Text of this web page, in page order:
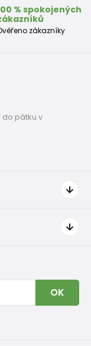
99 - 104
123 - 128
% spokojených
zákazníky
do pátku v
OK